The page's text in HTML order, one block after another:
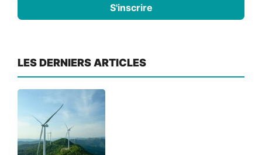
S'inscrire
LES DERNIERS ARTICLES